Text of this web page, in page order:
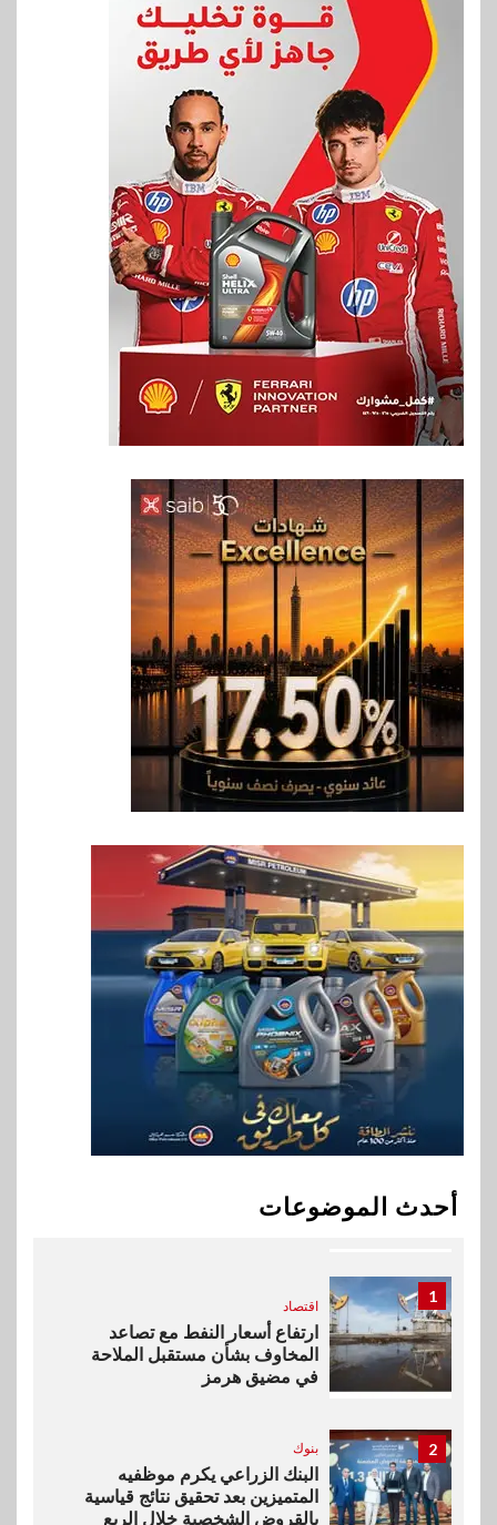
أحدث الموضوعات
6
بنوك
بنك QNB مصر يعزز جاهزية
المشروعات الصغيرة والمتوسطة
للنمو والتوسع
7 اخبار
فيكسد مصر و”حلول” تتشاركان
في تطوير أول منصة للسياحة
الصحية في مصر والشرق الأوسط
وأفريقيا Tour4Cure
8
سوق وصلة
هواوي: هاتف nova 15
Max بطارية ضخمة وتصميم متين
جهازًا مثاليًا للشباب
9 اقتصاد
إي اف چي فاينانس تستعرض
خطط نمو «بلد» لتعزيز حضورها
في سوق تحويلات المصريين
بالخارج
بيان توضيحي صادر عن شركة
ناتجاس
1
اقتصاد
ارتفاع أسعار النفط مع تصاعد
المخاوف بشأن مستقبل الملاحة
في مضيق هرمز
2 بنوك
البنك الزراعي يكرم موظفيه
المتميزين بعد تحقيق نتائج قياسية
بالقروض الشخصية خلال الربع